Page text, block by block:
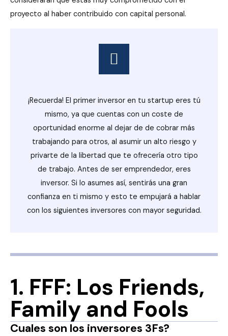
proyecto al haber contribuido con capital personal.
¡Recuerda! El primer inversor en tu startup eres tú
mismo, ya que cuentas con un coste de
oportunidad enorme al dejar de de cobrar más
trabajando para otros, al asumir un alto riesgo y
privarte de la libertad que te ofrecería otro tipo
de trabajo. Antes de ser emprendedor, eres
inversor. Si lo asumes así, sentirás una gran
confianza en ti mismo y esto te empujará a hablar
con los siguientes inversores con mayor seguridad.
1. FFF: Los Friends,
Family and Fools
Cuales son los inversores 3Fs?